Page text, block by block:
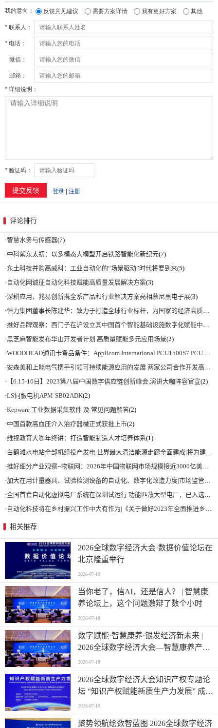
评论排行
·智慧水务与传感器(7)
·中科紫东太初：以多模态大模型开启铁路智能化新纪元(7)
·东土科技并购高威科：工业自动化的“场景驱动”时代将要到来(5)
· 自动化网诚征自动化科技赋能高质量发展解决方案(3)
·深耕应用，兆易创新携全系产品和行业解决方案亮相慕尼黑电子展(3)
·恒力集团董事长陈建华：致力于打造全球行业标杆，为国家的经济高质量发展贡献更大力量|上海电气集团党委书记、董事长吴磊来访
·推好品牌观察：西门子在沪设立其中国首个智能基础设施数字化赋能中心
·黑芝麻智能发布华山开发者计划 高质量赋能多元应用场景(2)
·WOODHEAD通讯卡备品备件：Applicom International PCU1500S7 PCU 1500 S7 V4.5.0
·安森美和上能电气携手引领可持续能源应用的发展 两家公司合作开发高性能储能和太阳能组串式逆变器方案 以实现可持续的未来
· 【6.15-16日】2023第八届中国数字供应链创新峰会,演讲大咖阵容官宣(2)
·LS伺服电机APM-SB02ADK(2)
·Kepware 工业数据采集软件 及 常见问题解答(2)
·中国首款高血压介入治疗器械正式获批上市(2)
·维视教育大咖年终讲：打造智能制造人才培养体系(1)
·白鹤滩水电站全部机组投产发电 世界最大清洁能源走廊全面建成|将为建设新型能源体系、保障国家能源安全、实现“双碳”目标提供有力支撑
·推好细分产业观察--物联网：2026年中国物联网市场规模接近3000亿美元 智慧工厂、智慧城市、智慧电网等将占60%以上
·加大在用计量器具、试验检测设备的自动化、数字化改造力度|市场监管总局 工业和信息化部 关于促进企业计量能力提升的指导意见
·全国首套自动化虚拟电厂系统在深圳试运行 功能匹敌大型电厂，已入选国际典型案例
· 自动化科技将在乡村振兴工作中大有作为|《关于做好2023年全面推进乡村振兴重点工作的意见》发布
相关推荐
2026全球数字经济大会·数据价值论坛在
北京隆重举行
2026-07-18
当你老了，信AI，还是信人？ | 智慧康
养论坛上，这个问题激辩了数个小时
2026-07-18
数字赋能·智慧康养·银发经济新未来 |
2026全球数字经济大会—智慧康养产业
发展论坛在京举办
2026-07-18
2026全球数字经济大会知识产权专题论
坛 “知识产权赋能新质生产力发展” 成功
举办
2026-07-18
聚势领航绘数智蓝图 2026全球数字经济